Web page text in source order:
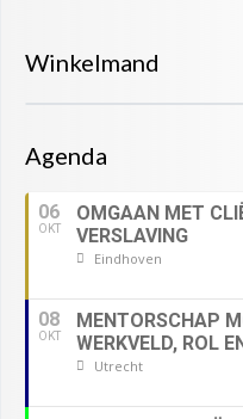
Winkelmand
Agenda
06
OKT
OMGAAN MET
VERSLAVING
Eindhoven
08
OKT
MENTORSCHAP
WERKVELD, ROL
Utrecht